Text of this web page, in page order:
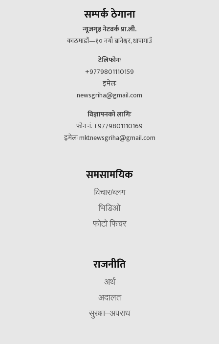
सम्पर्क ठेगाना
न्यूजगृह नेटवर्क प्रा.ली.
काठमाडौं—१० नयाँ बानेश्वर, थापागाउँ
टेलिफोनः
+9779801110159
इमेलः
newsgriha@gmail.com
विज्ञापनको लागिः
फोन नं. +9779801110169
इमेलः mktnewsgriha@gmail.com
समसामयिक
विचार/ब्लग
भिडिओ
फोटो फिचर
राजनीति
अर्थ
अदालत
सुरक्षा–अपराध